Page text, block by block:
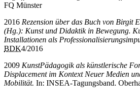
FQ Münster
2016 Rezension über das Buch von Birgit
(Hg.): Kunst und Didaktik in Bewegung.
Installationen als
BDK4/2016
2009 KunstPädagogik als künstlerische
Displacement im Kontext Neuer Medien
Mobilität. In: INSEA-Tagungsband.